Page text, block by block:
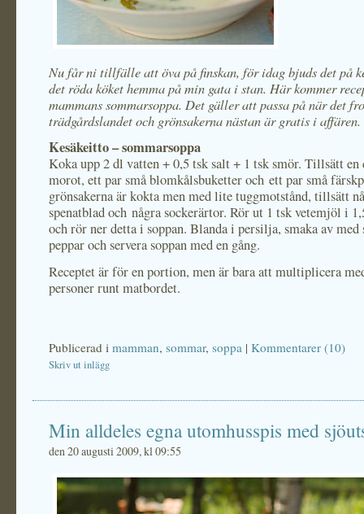
Nu får ni tillfälle att öva på finskan, för idag bjuds det på
det röda köket hemma på min gata i stan. Här kommer
mammans sommarsoppa. Det gäller att passa på när det
trädgårdslandet och grönsakerna nästan är gratis i affären.
Kesäkeitto – sommarsoppa
Koka upp 2 dl vatten + 0,5 tsk salt + 1 tsk smör. Tillsätt en
morot, ett par små blomkålsbuketter och ett par små
grönsakerna är kokta men med lite tuggmotstånd, tillsätt
spenatblad och några sockerärtor. Rör ut 1 tsk vetemjöl i
och rör ner detta i soppan. Blanda i persilja, smaka av med
peppar och servera soppan med en gång.
Receptet är för en portion, men är bara att multiplicera
personer runt matbordet.
Publicerad i mamman, sommar, soppa | Kommentarer (10)
Skriv ut inlägg
Min alldeles egna utomhusspis med
den 20 augusti 2009, kl 09:55